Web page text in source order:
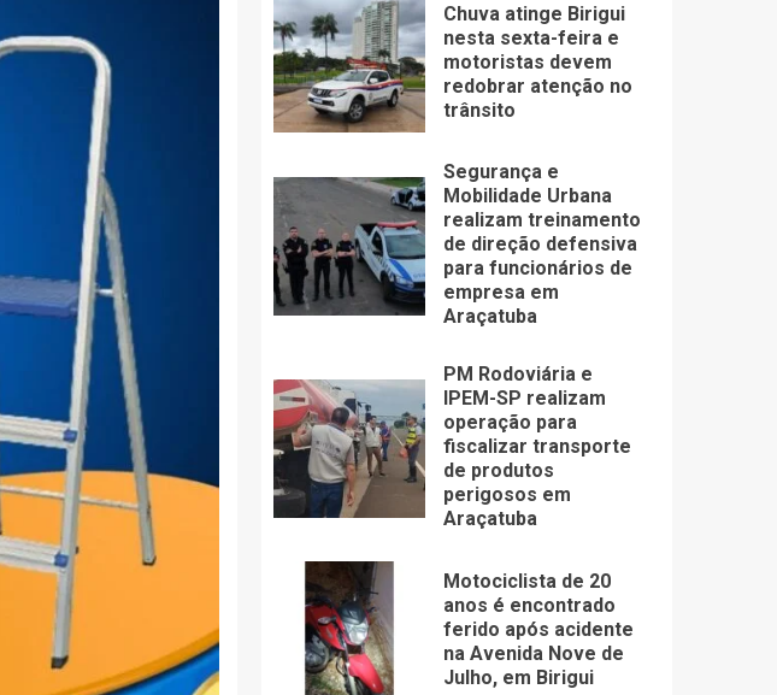
Chuva atinge Birigui
nesta sexta-feira e
motoristas devem
redobrar atenção no
trânsito
Segurança e
Mobilidade Urbana
realizam treinamento
de direção defensiva
para funcionários de
empresa em
Araçatuba
PM Rodoviária e
IPEM-SP realizam
operação para
fiscalizar transporte
de produtos
perigosos em
Araçatuba
Motociclista de 20
anos é encontrado
ferido após acidente
na Avenida Nove de
Julho, em Birigui